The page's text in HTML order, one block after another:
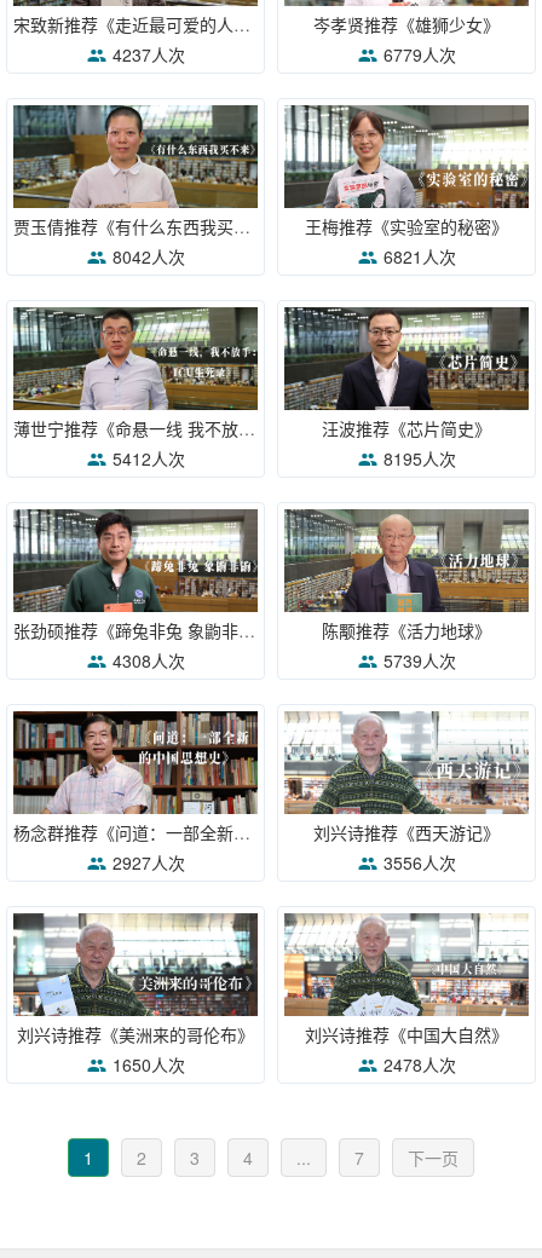
宋致新推荐《走近最可爱的人：李蕤赴朝家书日记》
4237人次
岑孝贤推荐《雄狮少女》
6779人次
贾玉倩推荐《有什么东西我买不来》
8042人次
王梅推荐《实验室的秘密》
6821人次
薄世宁推荐《命悬一线 我不放手》
5412人次
汪波推荐《芯片简史》
8195人次
张劲硕推荐《蹄兔非兔 象鼩非鼩》
4308人次
陈颙推荐《活力地球》
5739人次
杨念群推荐《问道：一部全新的中国思想史》
2927人次
刘兴诗推荐《西天游记》
3556人次
刘兴诗推荐《美洲来的哥伦布》
1650人次
刘兴诗推荐《中国大自然》
2478人次
1 2 3 4 ... 7 下一页